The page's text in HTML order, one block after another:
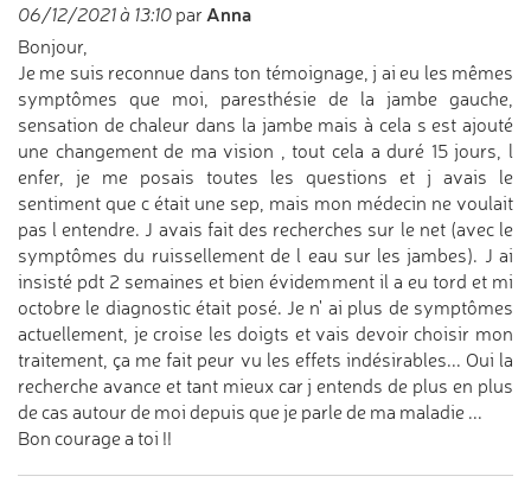
06/12/2021 à 13:10 par Anna
Bonjour,
Je me suis reconnue dans ton témoignage, j ai eu les mêmes
symptômes que moi, paresthésie de la jambe gauche,
sensation de chaleur dans la jambe mais à cela s est ajouté
une changement de ma vision , tout cela a duré 15 jours, l
enfer, je me posais toutes les questions et j avais le
sentiment que c était une sep, mais mon médecin ne voulait
pas l entendre. J avais fait des recherches sur le net (avec le
symptômes du ruissellement de l eau sur les jambes). J ai
insisté pdt 2 semaines et bien évidemment il a eu tord et mi
octobre le diagnostic était posé. Je n' ai plus de symptômes
actuellement, je croise les doigts et vais devoir choisir mon
traitement, ça me fait peur vu les effets indésirables... Oui la
recherche avance et tant mieux car j entends de plus en plus
de cas autour de moi depuis que je parle de ma maladie ...
Bon courage a toi !!